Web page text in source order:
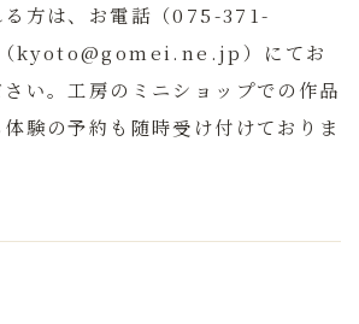
る方は、お電話（075-371-
kyoto@gomei.ne.jp）にてお
い。工房のミニショップでの作品
験の予約も随時受け付けておりま